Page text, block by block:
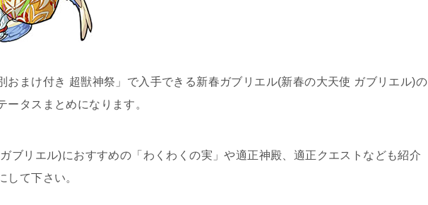
おまけ付き 超獣神祭」で入手できる新春ガブリエル(新春の大天使 ガブリエル)の
ータスまとめになります。
ブリエル)におすすめの「わくわくの実」や適正神殿、適正クエストなども紹介
して下さい。